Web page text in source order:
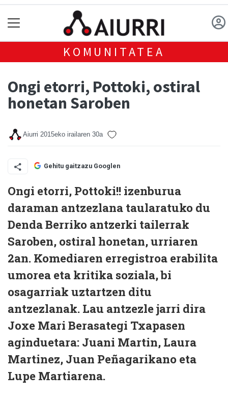
KOMUNITATEA
Ongi etorri, Pottoki, ostiral
honetan Saroben
Aiurri 2015eko irailaren 30a
Gehitu gaitzazu Googlen
Ongi etorri, Pottoki!! izenburua
daraman antzezlana taularatuko du
Denda Berriko antzerki tailerrak
Saroben, ostiral honetan, urriaren
2an. Komediaren erregistroa erabilita
umorea eta kritika soziala, bi
osagarriak uztartzen ditu
antzezlanak. Lau antzezle jarri dira
Joxe Mari Berasategi Txapasen
aginduetara: Juani Martin, Laura
Martinez, Juan Peñagarikano eta
Lupe Martiarena.